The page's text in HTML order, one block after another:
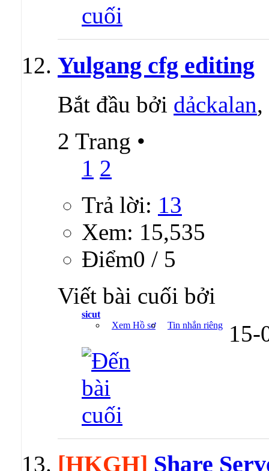
Yulgang cfg editing
Bắt đầu bởi dảckalan,
2 Trang •
1 2
Trả lời: 13
Xem: 15,535
Ðiểm0 / 5
Viết bài cuối bởi
sicut
Xem Hồ sơ
Tin nhắn riêng
[HKGH] Share